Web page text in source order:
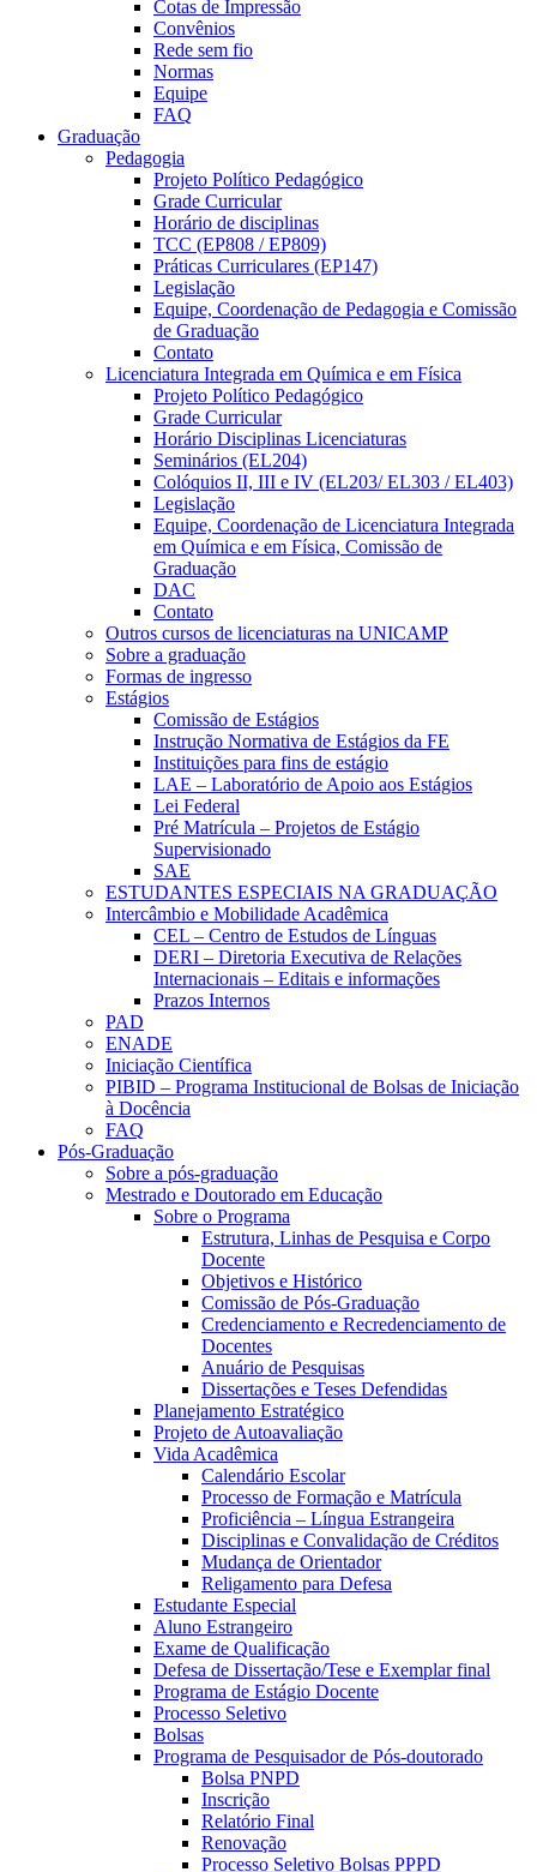
Cotas de Impressão
Convênios
Rede sem fio
Normas
Equipe
FAQ
Graduação
Pedagogia
Projeto Político Pedagógico
Grade Curricular
Horário de disciplinas
TCC (EP808 / EP809)
Práticas Curriculares (EP147)
Legislação
Equipe, Coordenação de Pedagogia e Comissão
de Graduação
Contato
Licenciatura Integrada em Química e em Física
Projeto Político Pedagógico
Grade Curricular
Horário Disciplinas Licenciaturas
Seminários (EL204)
Colóquios II, III e IV (EL203/ EL303 / EL403)
Legislação
Equipe, Coordenação de Licenciatura Integrada
em Química e em Física, Comissão de
Graduação
DAC
Contato
Outros cursos de licenciaturas na UNICAMP
Sobre a graduação
Formas de ingresso
Estágios
Comissão de Estágios
Instrução Normativa de Estágios da FE
Instituições para fins de estágio
LAE – Laboratório de Apoio aos Estágios
Lei Federal
Pré Matrícula – Projetos de Estágio
Supervisionado
SAE
ESTUDANTES ESPECIAIS NA GRADUAÇÃO
Intercâmbio e Mobilidade Acadêmica
CEL – Centro de Estudos de Línguas
DERI – Diretoria Executiva de Relações
Internacionais – Editais e informações
Prazos Internos
PAD
ENADE
Iniciação Científica
PIBID – Programa Institucional de Bolsas de Iniciação
à Docência
FAQ
Pós-Graduação
Sobre a pós-graduação
Mestrado e Doutorado em Educação
Sobre o Programa
Estrutura, Linhas de Pesquisa e Corpo
Docente
Objetivos e Histórico
Comissão de Pós-Graduação
Credenciamento e Recredenciamento de
Docentes
Anuário de Pesquisas
Dissertações e Teses Defendidas
Planejamento Estratégico
Projeto de Autoavaliação
Vida Acadêmica
Calendário Escolar
Processo de Formação e Matrícula
Proficiência – Língua Estrangeira
Disciplinas e Convalidação de Créditos
Mudança de Orientador
Religamento para Defesa
Estudante Especial
Aluno Estrangeiro
Exame de Qualificação
Defesa de Dissertação/Tese e Exemplar final
Programa de Estágio Docente
Processo Seletivo
Bolsas
Programa de Pesquisador de Pós-doutorado
Bolsa PNPD
Inscrição
Relatório Final
Renovação
Processo Seletivo Bolsas PPPD